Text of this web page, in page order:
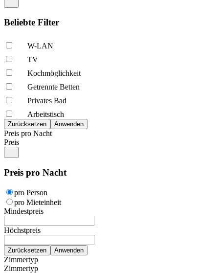
Beliebte Filter
W-LAN
TV
Kochmöglich­keit
Getrennte Betten
Privates Bad
Arbeitstisch
Preis pro Nacht
Preis
Preis pro Nacht
pro Person
pro Mieteinheit
Mindestpreis
Höchstpreis
Zimmertyp
Zimmertyp